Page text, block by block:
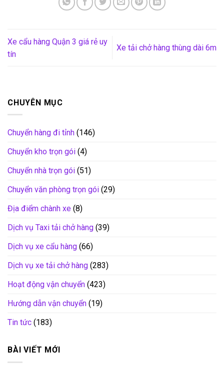
Xe cẩu hàng Quận 3 giá rẻ uy
tín
Xe tải chở hàng thùng dài 6m
CHUYÊN MỤC
Chuyển hàng đi tỉnh (146)
Chuyển kho trọn gói (4)
Chuyển nhà trọn gói (51)
Chuyển văn phòng trọn gói (29)
Địa điểm chành xe (8)
Dịch vụ Taxi tải chở hàng (39)
Dịch vụ xe cẩu hàng (66)
Dịch vụ xe tải chở hàng (283)
Hoạt động vận chuyển (423)
Hướng dẫn vận chuyển (19)
Tin tức (183)
BÀI VIẾT MỚI